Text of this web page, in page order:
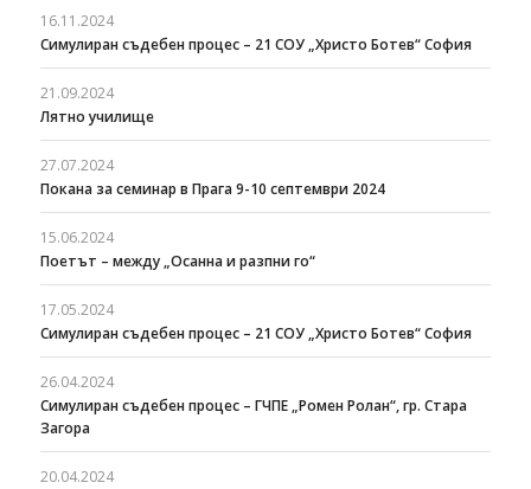
16.11.2024
Симулиран съдебен процес – 21 СОУ „Христо Ботев“ София
21.09.2024
Лятно училище
27.07.2024
Покана за семинар в Прага 9-10 септември 2024
15.06.2024
Поетът – между „Осанна и разпни го“
17.05.2024
Симулиран съдебен процес – 21 СОУ „Христо Ботев“ София
26.04.2024
Симулиран съдебен процес – ГЧПЕ „Ромен Ролан“, гр. Стара
Загора
20.04.2024